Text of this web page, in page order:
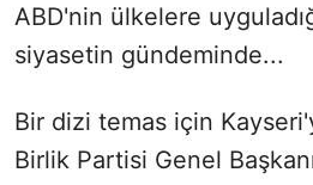
ABD'nin ülkelere
siyasetin gündeminde...
Bir dizi temas için
Birlik Partisi Genel